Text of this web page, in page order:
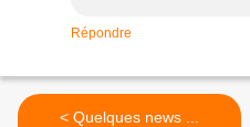
Répondre
< Quelques news ...